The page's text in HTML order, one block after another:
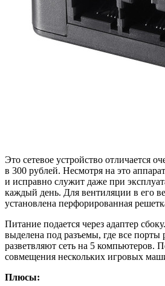
Это сетевое устройство отличается
в 300 рублей. Несмотря на это
и исправно служит даже при
каждый день. Для вентиляции в его
установлена перфорированная
Питание подается через адаптер
выделена под разъемы, где все порты
разветвляют сеть на 5 компьютеров.
совмещения нескольких игровых
Плюсы: